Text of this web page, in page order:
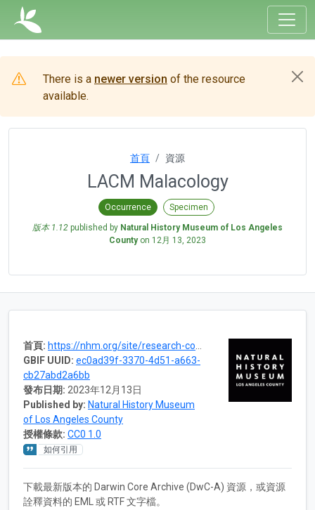
There is a newer version of the resource
available.
首頁 資源
LACM Malacology
Occurrence Specimen
版本 1.12 published by Natural History Museum of Los Angeles
Countyon 12月 13, 2023
首頁: https://nhm.org/site/research-collections/malacology
GBIF UUID: ec0ad39f-3370-4d51-a663-
cb27abd2a6bb
發布日期: 2023年12月13日
Published by: Natural History Museum
of Los Angeles County
授權條款: CC0 1.0
如何引用
下載最新版本的 Darwin Core Archive (DwC-A) 資源，或資源
詮釋資料的 EML 或 RTF 文字檔。